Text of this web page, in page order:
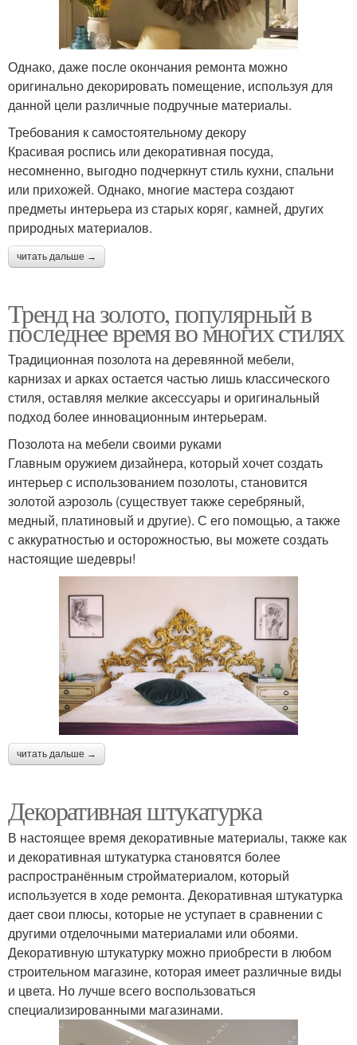
Однако, даже после окончания ремонта можно
оригинально декорировать помещение, используя для
данной цели различные подручные материалы.
Требования к самостоятельному декору
Красивая роспись или декоративная посуда,
несомненно, выгодно подчеркнут стиль кухни, спальни
или прихожей. Однако, многие мастера создают
предметы интерьера из старых коряг, камней, других
природных материалов.
читать дальше →
Тренд на золото, популярный в
последнее время во многих стилях
Традиционная позолота на деревянной мебели,
карнизах и арках остается частью лишь классического
стиля, оставляя мелкие аксессуары и оригинальный
подход более инновационным интерьерам.
Позолота на мебели своими руками
Главным оружием дизайнера, который хочет создать
интерьер с использованием позолоты, становится
золотой аэрозоль (существует также серебряный,
медный, платиновый и другие). С его помощью, а также
с аккуратностью и осторожностью, вы можете создать
настоящие шедевры!
читать дальше →
Декоративная штукатурка
В настоящее время декоративные материалы, также как
и декоративная штукатурка становятся более
распространённым стройматериалом, который
используется в ходе ремонта. Декоративная штукатурка
дает свои плюсы, которые не уступает в сравнении с
другими отделочными материалами или обоями.
Декоративную штукатурку можно приобрести в любом
строительном магазине, которая имеет различные виды
и цвета. Но лучше всего воспользоваться
специализированными магазинами.